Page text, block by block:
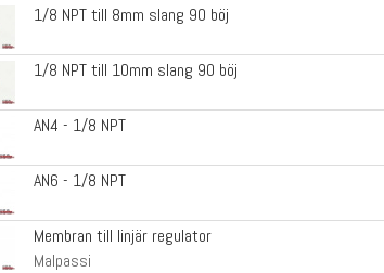
1/8 NPT till 8mm slang 90 böj
1/8 NPT till 10mm slang 90 böj
AN4 - 1/8 NPT
AN6 - 1/8 NPT
Membran till linjär regulator
Malpassi